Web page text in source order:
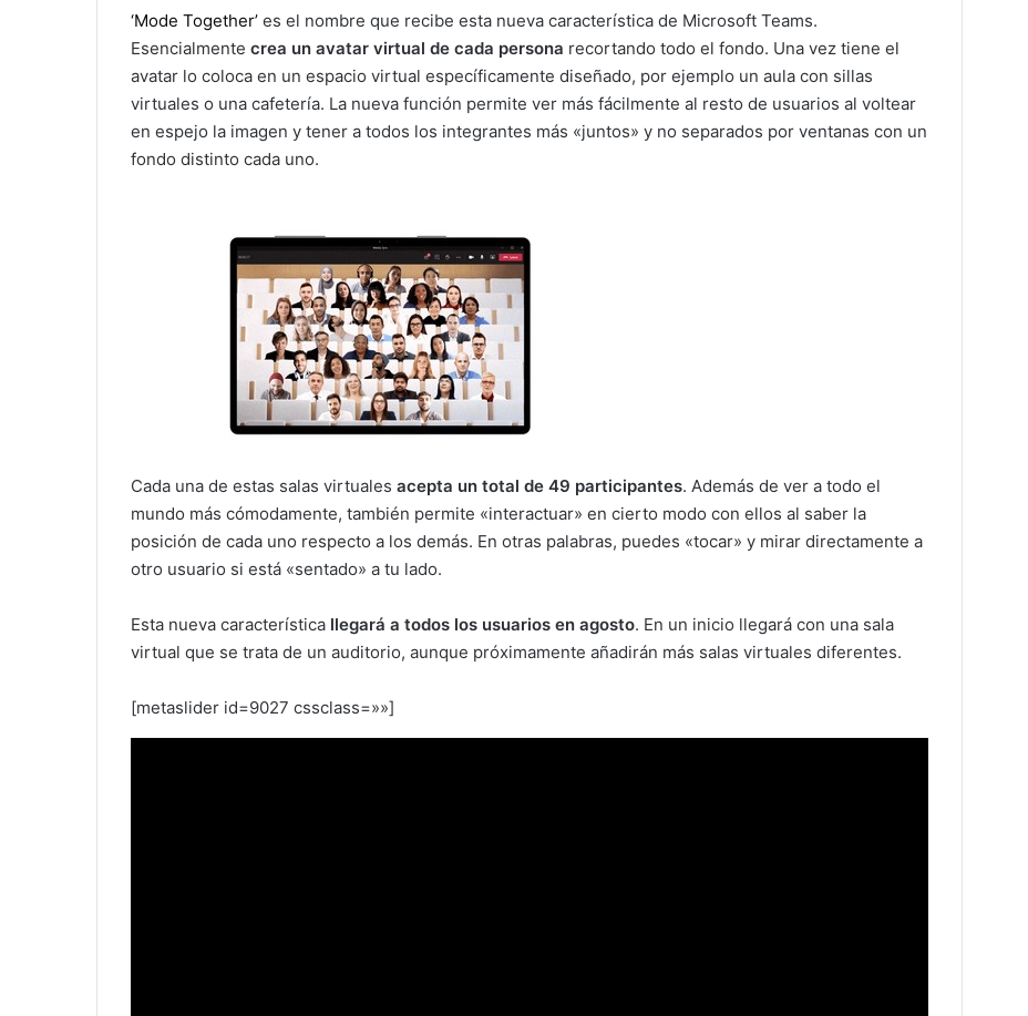
‘Mode Together’ es el nombre que recibe esta nueva característica de Microsoft Teams.
Esencialmente crea un avatar virtual de cada persona recortando todo el fondo. Una vez tiene el
avatar lo coloca en un espacio virtual específicamente diseñado, por ejemplo un aula con sillas
virtuales o una cafetería. La nueva función permite ver más fácilmente al resto de usuarios al voltear
en espejo la imagen y tener a todos los integrantes más «juntos» y no separados por ventanas con un
fondo distinto cada uno.
Cada una de estas salas virtuales acepta un total de 49 participantes. Además de ver a todo el
mundo más cómodamente, también permite «interactuar» en cierto modo con ellos al saber la
posición de cada uno respecto a los demás. En otras palabras, puedes «tocar» y mirar directamente a
otro usuario si está «sentado» a tu lado.
Esta nueva característica llegará a todos los usuarios en agosto. En un inicio llegará con una sala
virtual que se trata de un auditorio, aunque próximamente añadirán más salas virtuales diferentes.
[metaslider id=9027 cssclass=»»]